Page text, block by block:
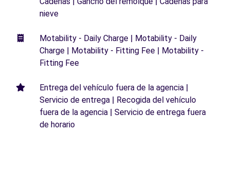
nieve
Motability - Daily Charge | Motability - Daily
Charge | Motability - Fitting Fee | Motability -
Fitting Fee
Entrega del vehículo fuera de la agencia |
Servicio de entrega | Recogida del vehículo
fuera de la agencia | Servicio de entrega fuera
de horario